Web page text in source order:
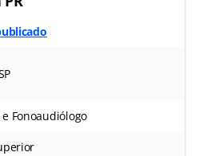
Fonoaudiólogo